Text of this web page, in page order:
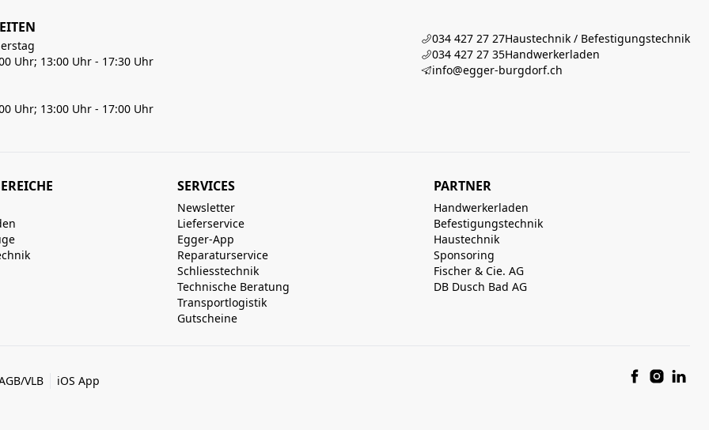
Uhr; 13:00 Uhr - 17:30 Uhr
Uhr; 13:00 Uhr - 17:00 Uhr
034 427 27 27Haustechnik / Befestigungstechnik
034 427 27 35Handwerkerladen
info@egger-burgdorf.ch
SERVICES
Newsletter
Lieferservice
Egger-App
Reparaturservice
Schliesstechnik
Technische Beratung
Transportlogistik
Gutscheine
PARTNER
Handwerkerladen
Befestigungstechnik
Haustechnik
Sponsoring
Fischer & Cie. AG
DB Dusch Bad AG
VLB
iOS App